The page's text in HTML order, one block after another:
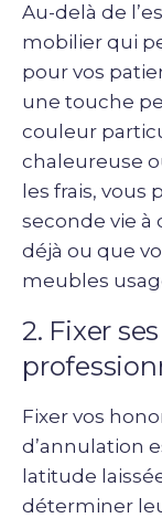
Au-delà de
mobilier qui
pour vos
une touche
couleur
chaleureuse
les frais,
seconde vie à
déjà ou que
meubles
2. Fixer
Fixer vos
d’annulation
latitude
déterminer